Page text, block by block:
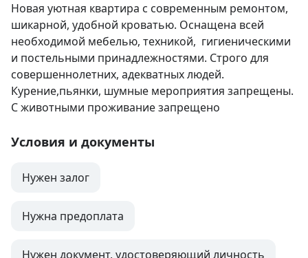
Новая уютная квартира с современным ремонтом,
шикарной, удобной кроватью. Оснащена всей
необходимой мебелью, техникой,  гигиеническими
и постельными принадлежностями. Строго для
совершеннолетних, адекватных людей.
Курение,пьянки, шумные мероприятия запрещены.
С животными проживание запрещено
Условия и документы
Нужен залог
Нужна предоплата
Нужен документ, удостоверяющий личность